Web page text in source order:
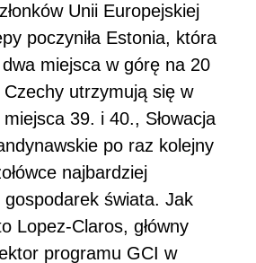
Unii Europejskiej
poczyniła Estonia, która
dwa miejsca w górę na 20
utrzymują się w
39. i 40., Słowacja
po raz kolejny
najbardziej
gospodarek świata. Jak
Lopez-Claros, główny
programu GCI w